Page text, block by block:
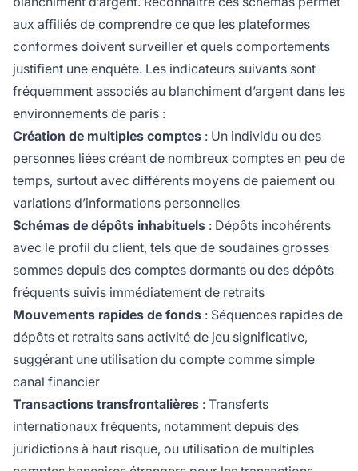
aux affiliés de comprendre ce que les plateformes
conformes doivent surveiller et quels comportements
justifient une enquête. Les indicateurs suivants sont
fréquemment associés au blanchiment d’argent dans les
environnements de paris :
Création de multiples comptes : Un individu ou des
personnes liées créant de nombreux comptes en peu de
temps, surtout avec différents moyens de paiement ou
variations d’informations personnelles
Schémas de dépôts inhabituels : Dépôts incohérents
avec le profil du client, tels que de soudaines grosses
sommes depuis des comptes dormants ou des dépôts
fréquents suivis immédiatement de retraits
Mouvements rapides de fonds : Séquences rapides de
dépôts et retraits sans activité de jeu significative,
suggérant une utilisation du compte comme simple
canal financier
Transactions transfrontalières : Transferts
internationaux fréquents, notamment depuis des
juridictions à haut risque, ou utilisation de multiples